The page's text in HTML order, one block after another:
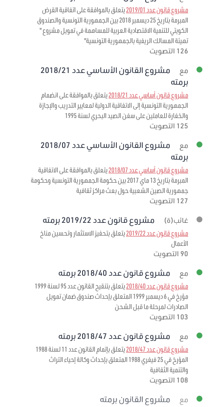
مشروع قانون عدد 2019/01
يتعلق بالموافقة على اتفاقية القرض
المبرمة بتاريخ 25 ديسمبر 2018 بين الجمهورية التونسية والصندوق
الكويتي للتنمية الاقتصادية العربية للمساهمة في تمويل مشروع "
تهيئة المسالك الريفية بالجمهورية التونسية"
126 التصويت
مع
مشروع القانون الأساسي عدد 2018/21
برمته
مشروع قانون أساسي عدد 2018/21
يتعلق بالموافقة على انضمام
الجمهورية التونسية إلى الاتفاقية الدولية لمعايير التدريب والإجازة
والخفارة للعاملين على سفن الصيد البحري لسنة 1995
125 التصويت
مع
مشروع القانون الأساسي عدد 2018/07
برمته
مشروع قانون أساسي عدد 2018/07
يتعلق بالموافقة على الاتفاقية
المبرمة بتاريخ 13 ماي 2017 بين حكومة الجمهورية التونسية وحكومة
جمهورية الصين الشعبية حول بعث مراكز ثقافية
127 التصويت
غائب(ة) مشروع قانون عدد 2019/22 برمته
مشروع قانون عدد 2019/22
يتعلق بتحفيز الاستثمار وتحسين مناخ
الأعمال
90 التصويت
مع مشروع قانون عدد 2018/40 برمته
مشروع قانون عدد 2018/40
يتعلق بتنقيح القانون عدد 95 لسنة 1999
مؤرخ في 6 ديسمبر 1999 المتعلق بإحداث صندوق ضمان تمويل
الصادرات لمرحلة ما قبل الشحن
103 التصويت
مع مشروع قانون عدد 2018/47 برمته
مشروع قانون عدد 2018/47
يتعلق بإتمام القانون عدد 11 لسنة 1988
المؤرخ في 25 فيفري 1988 المتعلق بإحداث وكالة إحياء التراث
والتنمية الثقافية
108 التصويت
مع مشروع القانون برمته